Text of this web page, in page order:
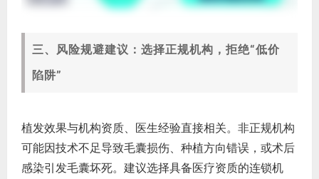
三、风险规避建议：选择正规机构，拒绝“低价
陷阱”
植发效果与机构资质、医生经验直接相关。非正规机构
可能因技术不足导致毛囊损伤、种植方向错误，或术后
感染引发毛囊坏死。建议选择具备医疗资质的连锁机